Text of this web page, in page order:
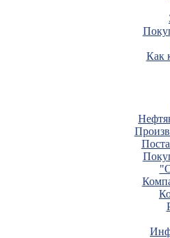
Как